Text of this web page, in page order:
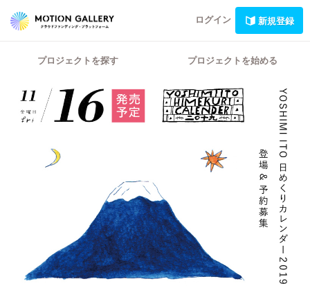
ログイン 新規登録
プロジェクトを探す プロジェクトを始める